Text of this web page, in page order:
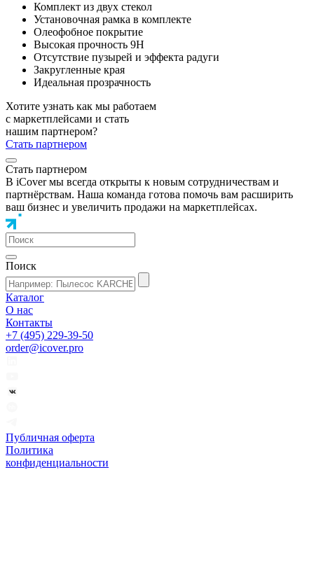
Комплект из двух стекол
Установочная рамка в комплекте
Олеофобное покрытие
Высокая прочность 9H
Отсутствие пузырей и эффекта радуги
Закругленные края
Идеальная прозрачность
Хотите узнать как мы работаем
с маркетплейсами и стать
нашим партнером?
Стать партнером
Стать партнером
В iCover мы всегда открыты к новым сотрудничествам и
партнёрствам. Наша команда готова помочь вам расширить
ваш бизнес и увеличить продажи на маркетплейсах.
Поиск
Каталог
О нас
Контакты
+7 (495) 229-39-50
order@icover.pro
Публичная оферта
Политика
конфиденциальности